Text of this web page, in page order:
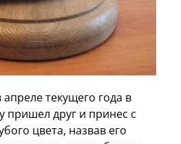
текущего года в
пришел друг и принес с
цвета, назвав его